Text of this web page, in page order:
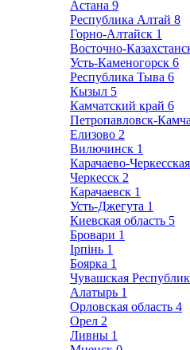
Астана 9
Республика Алтай 8
Горно-Алтайск 1
Восточно-
Усть-Каменогорск 6
Республика Тыва 6
Кызыл 5
Камчатский край 6
Петропавловск-
Елизово 2
Вилючинск 1
Карачаево-
Черкесск 2
Карачаевск 1
Усть-Джегута 1
Киевская область 5
Бровари 1
Ірпінь 1
Боярка 1
Чувашская
Алатырь 1
Орловская область 4
Орел 2
Ливны 1